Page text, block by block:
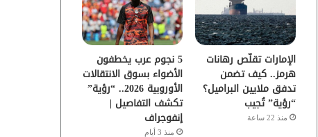
و
ك
و
ب
ق
ر
ا
م
الإمارات تقلّص رهانات
هرمز.. كيف تضمن
تدفق ملايين البراميل؟
“رؤية” تُجيب
منذ 22 ساعة
5 نجوم عرب يخطفون
الأضواء بسوق الانتقالات
الأوروبية 2026.. “رؤية”
تكشف التفاصيل |
إنفوجراف
منذ 3 أيام